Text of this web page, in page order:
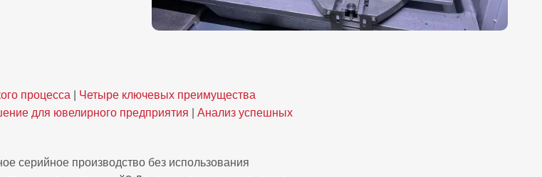
процесса
Четыре ключевых преимущества
для ювелирного предприятия
Анализ успешных
серийное производство без использования